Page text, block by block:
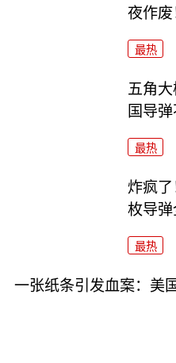
夜作
最热
五角
国导弹
最热
炸疯了
枚导
最热
一张纸条引发血案：美